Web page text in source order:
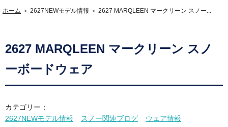
ホーム ＞ 2627NEWモデル情報 ＞ 2627 MARQLEEN マークリーン スノー...
2627 MARQLEEN マークリーン スノ
ーボードウェア
カテゴリー：
2627NEWモデル情報
スノー関連ブログ ウェア情報